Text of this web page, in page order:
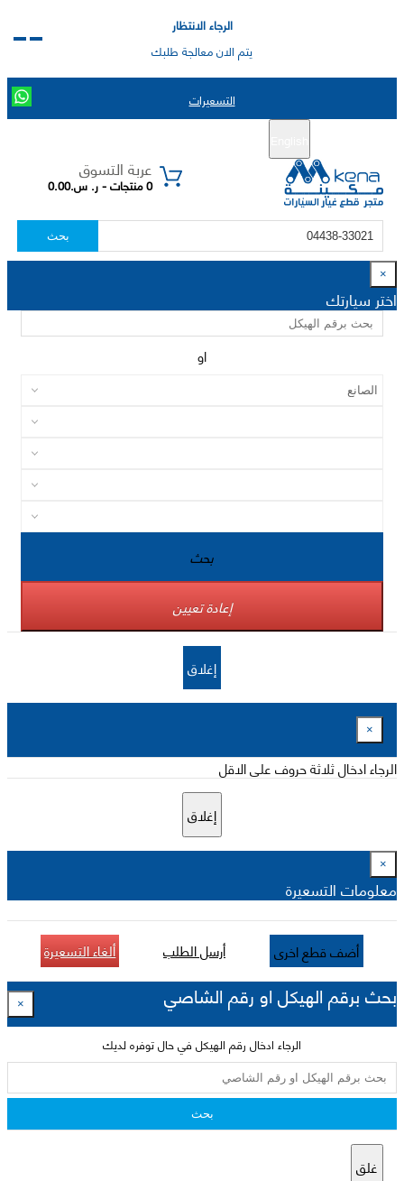
الرجاء الانتظار
يتم الان معالجة طلبك
التسعيرات
عربة التسوق
0 منتجات - ر. س.0.00
بحث
×
اختر سيارتك
او
بحث
إعادة تعيين
إغلاق
×
الرجاء ادخال ثلاثة حروف على الاقل
إغلاق
×
معلومات التسعيرة
أضف قطع اخرى أرسل الطلب ألغاء التسعيرة
بحث برقم الهيكل او رقم الشاصي ×
الرجاء ادخال رقم الهيكل في حال توفره لديك
بحث
غلق